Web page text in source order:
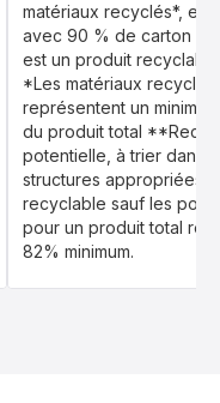
matériaux recyclés*, est
avec 90 % de carton
est un produit
*Les matériaux recyclés
représentent un
du produit total
potentielle, à trier dans
structures appropriées ;
recyclable sauf les
pour un produit total
82% minimum.